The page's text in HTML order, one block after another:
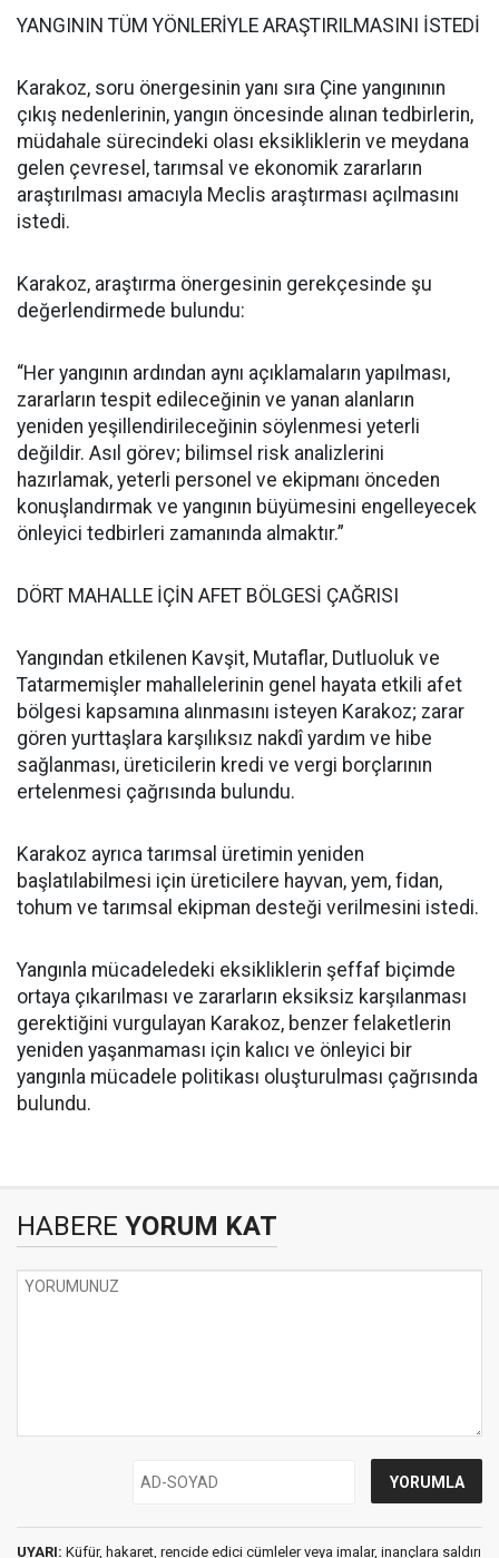
YANGININ TÜM YÖNLERİYLE ARAŞTIRILMASINI İSTEDİ
Karakoz, soru önergesinin yanı sıra Çine yangınının
çıkış nedenlerinin, yangın öncesinde alınan tedbirlerin,
müdahale sürecindeki olası eksikliklerin ve meydana
gelen çevresel, tarımsal ve ekonomik zararların
araştırılması amacıyla Meclis araştırması açılmasını
istedi.
Karakoz, araştırma önergesinin gerekçesinde şu
değerlendirmede bulundu:
“Her yangının ardından aynı açıklamaların yapılması,
zararların tespit edileceğinin ve yanan alanların
yeniden yeşillendirileceğinin söylenmesi yeterli
değildir. Asıl görev; bilimsel risk analizlerini
hazırlamak, yeterli personel ve ekipmanı önceden
konuşlandırmak ve yangının büyümesini engelleyecek
önleyici tedbirleri zamanında almaktır.”
DÖRT MAHALLE İÇİN AFET BÖLGESİ ÇAĞRISI
Yangından etkilenen Kavşit, Mutaflar, Dutluoluk ve
Tatarmemişler mahallelerinin genel hayata etkili afet
bölgesi kapsamına alınmasını isteyen Karakoz; zarar
gören yurttaşlara karşılıksız nakdî yardım ve hibe
sağlanması, üreticilerin kredi ve vergi borçlarının
ertelenmesi çağrısında bulundu.
Karakoz ayrıca tarımsal üretimin yeniden
başlatılabilmesi için üreticilere hayvan, yem, fidan,
tohum ve tarımsal ekipman desteği verilmesini istedi.
Yangınla mücadeledeki eksikliklerin şeffaf biçimde
ortaya çıkarılması ve zararların eksiksiz karşılanması
gerektiğini vurgulayan Karakoz, benzer felaketlerin
yeniden yaşanmaması için kalıcı ve önleyici bir
yangınla mücadele politikası oluşturulması çağrısında
bulundu.
HABERE YORUM KAT
UYARI: Küfür, hakaret, rencide edici cümleler veya imalar, inançlara saldırı